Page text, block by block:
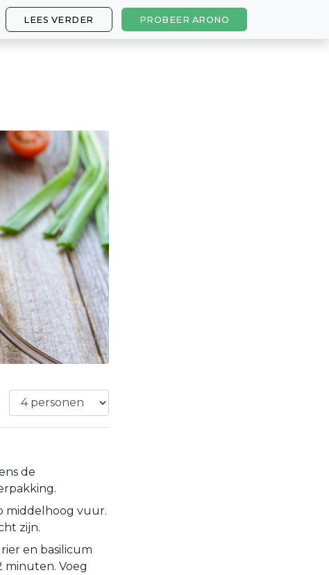
LEES VERDER PROBEER ARONO
de
middelhoog vuur.
zijn.
en basilicum
minuten. Voeg